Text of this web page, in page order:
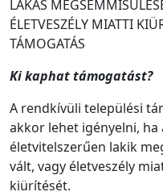
LAKÁS
ÉLETVESZÉLY MIATTI
TÁMOGATÁS
Ki kaphat támogatást?
A rendkívüli települési
akkor lehet igényelni, ha
életvitelszerűen lakik
vált, vagy életveszély
kiürítését.